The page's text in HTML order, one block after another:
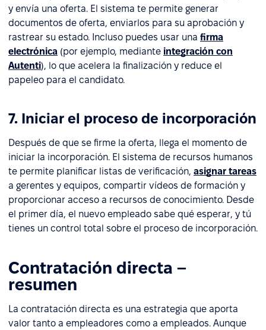
y envía una oferta. El sistema te permite generar
documentos de oferta, enviarlos para su aprobación y
rastrear su estado. Incluso puedes usar una firma
electrónica (por ejemplo, mediante integración con
Autenti), lo que acelera la finalización y reduce el
papeleo para el candidato.
7. Iniciar el proceso de incorporación
Después de que se firme la oferta, llega el momento de
iniciar la incorporación. El sistema de recursos humanos
te permite planificar listas de verificación, asignar tareas
a gerentes y equipos, compartir vídeos de formación y
proporcionar acceso a recursos de conocimiento. Desde
el primer día, el nuevo empleado sabe qué esperar, y tú
tienes un control total sobre el proceso de incorporación.
Contratación directa –
resumen
La contratación directa es una estrategia que aporta
valor tanto a empleadores como a empleados. Aunque